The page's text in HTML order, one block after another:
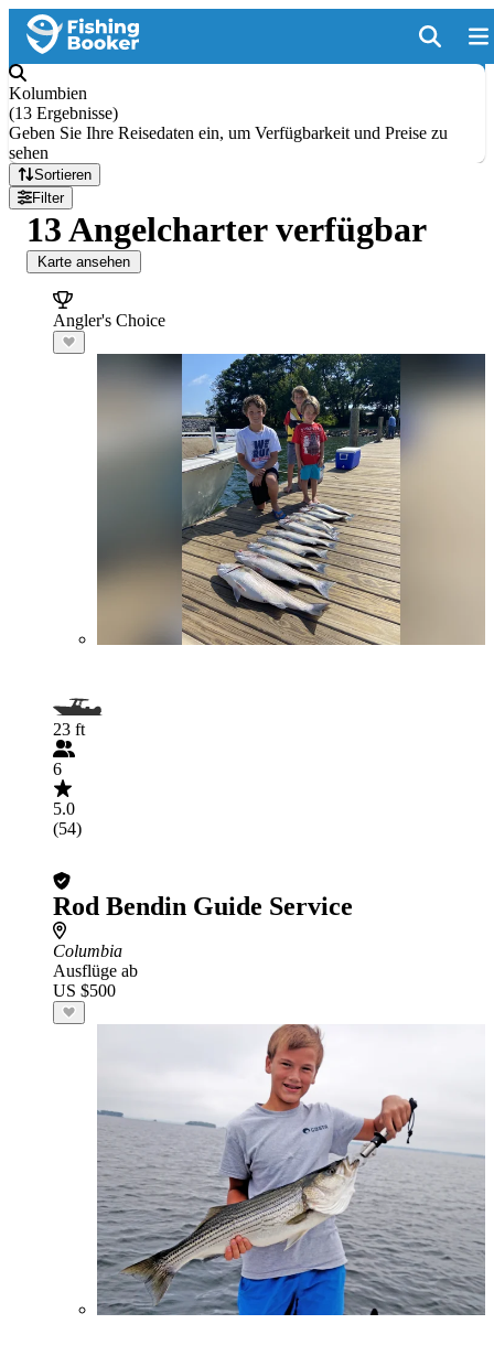
Kolumbien
(13 Ergebnisse)
Geben Sie Ihre Reisedaten ein, um Verfügbarkeit und Preise zu
sehen
Sortieren
Filter
13 Angelcharter verfügbar
Karte ansehen
Angler's Choice
23 ft
6
5.0
(54)
Rod Bendin Guide Service
Columbia
Ausflüge ab
US $500